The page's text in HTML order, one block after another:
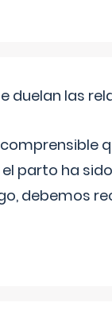
duelan las
parto ha
debemos